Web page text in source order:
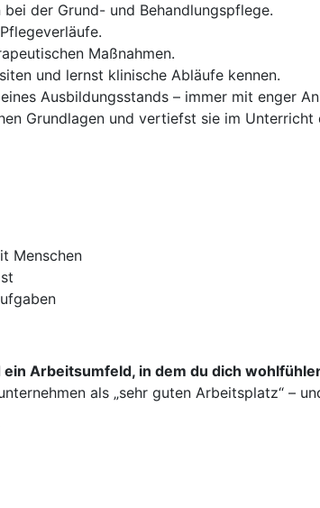
der Grund- und Behandlungspflege.
Maßnahmen.
und lernst klinische Abläufe kennen.
Ausbildungsstands – immer mit enger
Grundlagen und vertiefst sie im
Menschen
Arbeitsumfeld, in dem du dich
als „sehr guten Arbeitsplatz“ –